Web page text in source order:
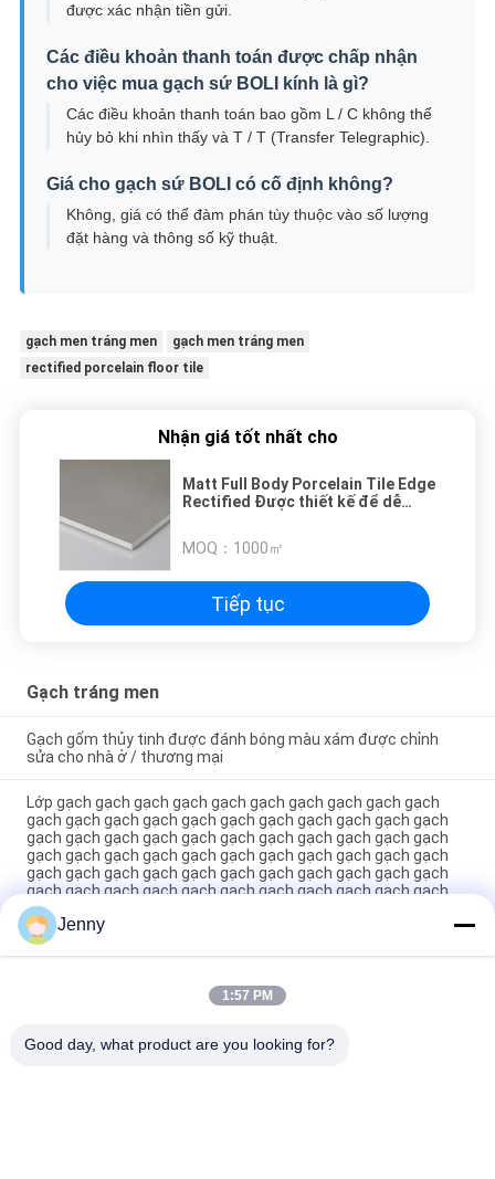
được xác nhận tiền gửi.
Các điều khoản thanh toán được chấp nhận
cho việc mua gạch sứ BOLI kính là gì?
Các điều khoản thanh toán bao gồm L / C không thể
hủy bỏ khi nhìn thấy và T / T (Transfer Telegraphic).
Giá cho gạch sứ BOLI có cố định không?
Không, giá có thể đàm phán tùy thuộc vào số lượng
đặt hàng và thông số kỹ thuật.
gạch men tráng men
gạch men tráng men
rectified porcelain floor tile
Nhận giá tốt nhất cho
Matt Full Body Porcelain Tile Edge
Rectified Được thiết kế để dễ
giải pháp sàn
MOQ： 1000㎡
Tiếp tục
Gạch tráng men
Gạch gốm thủy tinh được đánh bóng màu xám được chỉnh
sửa cho nhà ở / thương mại
Lớp gạch gạch gạch gạch gạch gạch gạch gạch gạch gạch
gạch gạch gạch gạch gạch gạch gạch gạch gạch gạch gạch
gạch gạch gạch gạch gạch gạch gạch gạch gạch gạch gạch
gạch gạch gạch gạch gạch gạch gạch gạch gạch gạch gạch
gạch gạch gạch gạch gạch gạch gạch gạch gạch gạch gạch
gạch gạch gạch gạch gạch gạch gạch gạch gạch gạch gạch
gạch gạch gạch gạch gạch gạch gạch gạch gạch gạch gạch
gạch gạch gạch gạch gạch gạch gạch gạch gạch gạch gạch
gạch gạch gạch gạch gạch gạch gạch gạch gạch gạch gạch
gạch g
Máy gạch thủy tinh màu trắng Full Body Porcelain Tile Matt
Jenny
1:57 PM
Good day, what product are you looking for?